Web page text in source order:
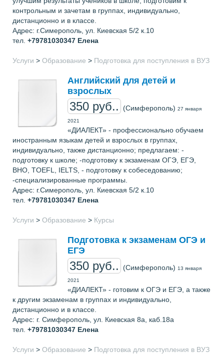
контрольным и зачетам в группах, индивидуально,
дистанционно и в классе.
Адрес: г.Симерополь, ул. Киевская 5/2 к.10
тел. +79781030347 Елена
Услуги > Образование > Подготовка для поступления в ВУЗ
Английский для детей и
взрослых
350 руб.. (Симферополь) 27 января
2021
«ДИАЛЕКТ» - профессионально обучаем
иностранным языкам детей и взрослых в группах,
индивидуально, также дистанционно; предлагаем: -
подготовку к школе; -подготовку к экзаменам ОГЭ, ЕГЭ,
ВНО, TOEFL, IELTS, - подготовку к собеседованию;
-специализированные программы.
Адрес: г.Симерополь, ул. Киевская 5/2 к.10
тел. +79781030347 Елена
Услуги > Образование > Курсы
Подготовка к экзаменам ОГЭ и
ЕГЭ
350 руб.. (Симферополь) 13 января
2021
«ДИАЛЕКТ» - готовим к ОГЭ и ЕГЭ, а также
к другим экзаменам в группах и индивидуально,
дистанционно и в классе.
Адрес: г. Симферополь, ул. Киевская 8а, каб.18а
тел. +79781030347 Елена
Услуги > Образование > Подготовка для поступления в ВУЗ